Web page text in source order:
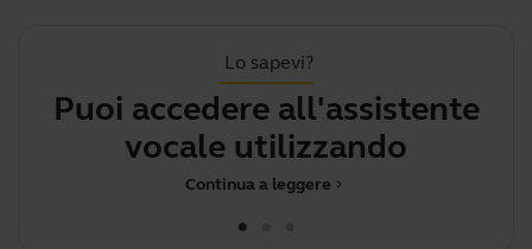
Lo sapevi?
Puoi accedere all'assistente
vocale utilizzando il tas
chevron_right
Continua a leggere